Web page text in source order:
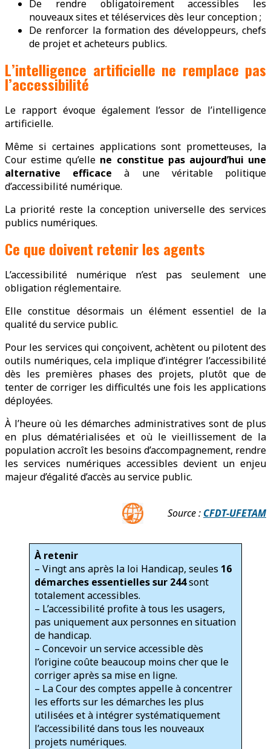
De rendre obligatoirement accessibles les
nouveaux sites et téléservices dès leur conception ;
De renforcer la formation des développeurs, chefs
de projet et acheteurs publics.
L’intelligence artificielle ne remplace pas
l’accessibilité
Le rapport évoque également l’essor de l’intelligence
artificielle.
Même si certaines applications sont prometteuses, la
Cour estime qu’elle ne constitue pas aujourd’hui une
alternative efficace à une véritable politique
d’accessibilité numérique.
La priorité reste la conception universelle des services
publics numériques.
Ce que doivent retenir les agents
L’accessibilité numérique n’est pas seulement une
obligation réglementaire.
Elle constitue désormais un élément essentiel de la
qualité du service public.
Pour les services qui conçoivent, achètent ou pilotent des
outils numériques, cela implique d’intégrer l’accessibilité
dès les premières phases des projets, plutôt que de
tenter de corriger les difficultés une fois les applications
déployées.
À l’heure où les démarches administratives sont de plus
en plus dématérialisées et où le vieillissement de la
population accroît les besoins d’accompagnement, rendre
les services numériques accessibles devient un enjeu
majeur d’égalité d’accès au service public.
Source : CFDT-UFETAM
À retenir
– Vingt ans après la loi Handicap, seules 16
démarches essentielles sur 244sont
totalement accessibles.
– L’accessibilité profite à tous les usagers,
pas uniquement aux personnes en situation
de handicap.
– Concevoir un service accessible dès
l’origine coûte beaucoup moins cher que le
corriger après sa mise en ligne.
– La Cour des comptes appelle à concentrer
les efforts sur les démarches les plus
utilisées et à intégrer systématiquement
l’accessibilité dans tous les nouveaux
projets numériques.